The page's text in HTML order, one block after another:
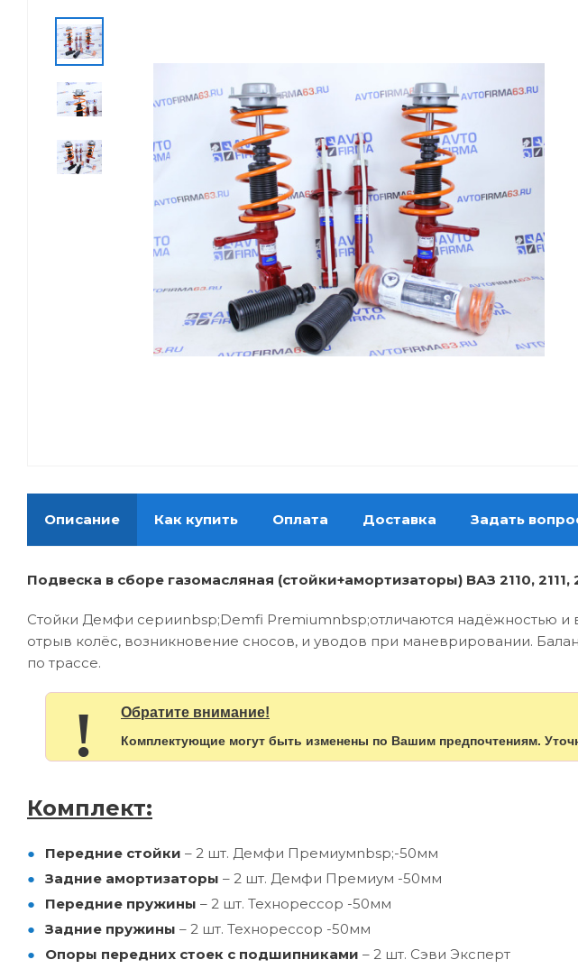
Описание Как купить Оплата Доставка Задать
Подвеска в сборе газомасляная (стойки+амортизаторы) ВАЗ 2110,
Стойки Демфи серииnbsp;Demfi Premiumnbsp;отличаются надёжностью и
отрыв колёс, возникновение сносов, и уводов при маневрировании.
по трассе.
! Обратите внимание!
Комплектующие могут быть изменены по Вашим предпочтениям.
Комплект:
Передние стойки – 2 шт. Демфи Премиумnbsp;-50мм
Задние амортизаторы – 2 шт. Демфи Премиум -50мм
Передние пружины – 2 шт. Технорессор -50мм
Задние пружины – 2 шт. Технорессор -50мм
Опоры передних стоек с подшипниками – 2 шт. Сэви Эксперт